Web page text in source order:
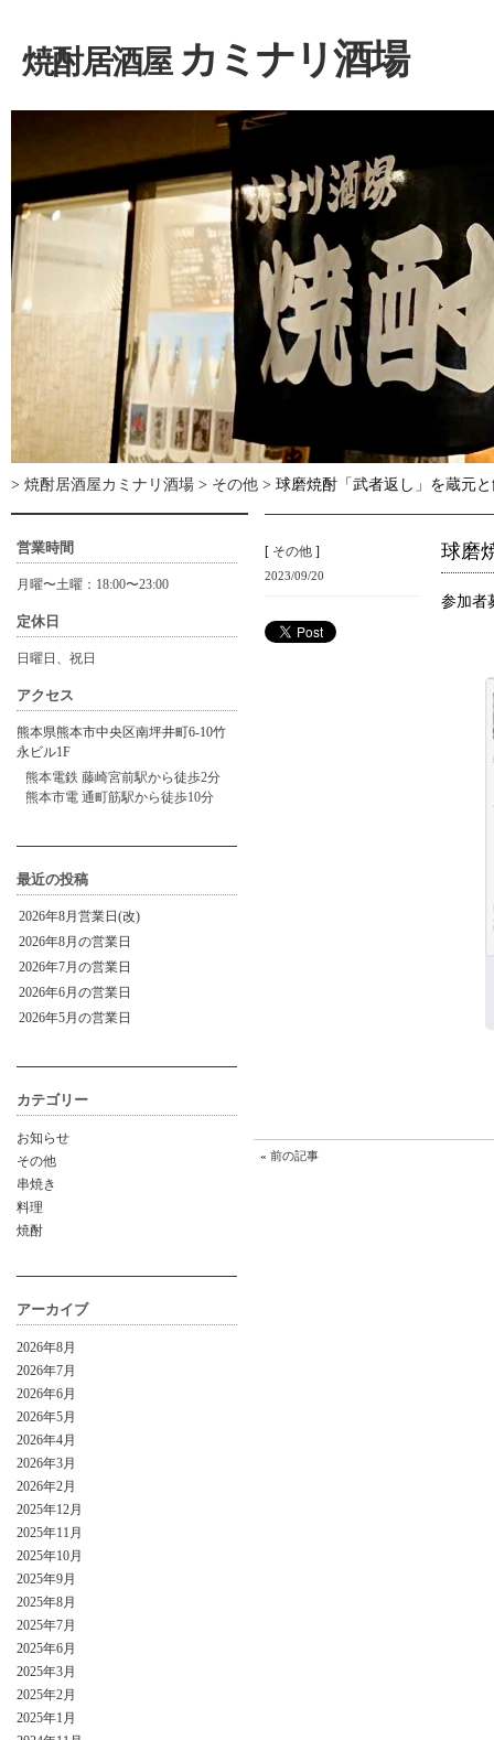
焼酎居酒屋カミナリ酒場
> 焼酎居酒屋カミナリ酒場 > その他 > 球磨焼酎「武者返し」を蔵元
営業時間
月曜〜土曜：18:00〜23:00
定休日
日曜日、祝日
アクセス
熊本県熊本市中央区南坪井町6-10竹
永ビル1F
熊本電鉄 藤崎宮前駅から徒歩2分
熊本市電 通町筋駅から徒歩10分
最近の投稿
2026年8月営業日(改)
2026年8月の営業日
2026年7月の営業日
2026年6月の営業日
2026年5月の営業日
カテゴリー
お知らせ
その他
串焼き
料理
焼酎
アーカイブ
2026年8月
2026年7月
2026年6月
2026年5月
2026年4月
2026年3月
2026年2月
2025年12月
2025年11月
2025年10月
2025年9月
2025年8月
2025年7月
2025年6月
2025年3月
2025年2月
2025年1月
[ その他 ]
2023/09/20
球磨
参加者
« 前の記事